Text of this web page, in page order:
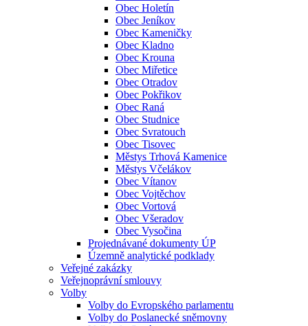
Obec Holetín
Obec Jeníkov
Obec Kameničky
Obec Kladno
Obec Krouna
Obec Miřetice
Obec Otradov
Obec Pokřikov
Obec Raná
Obec Studnice
Obec Svratouch
Obec Tisovec
Městys Trhová Kamenice
Městys Včelákov
Obec Vítanov
Obec Vojtěchov
Obec Vortová
Obec Všeradov
Obec Vysočina
Projednávané dokumenty ÚP
Územně analytické podklady
Veřejné zakázky
Veřejnoprávní smlouvy
Volby
Volby do Evropského parlamentu
Volby do Poslanecké sněmovny